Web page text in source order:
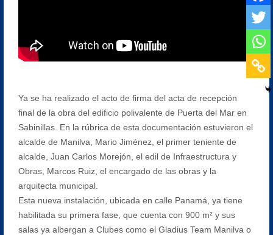
Ya se ha realizado el acto de firma del acta de recepción
final de la obra del edificio polivalente de Puerta del Mar en
Sabinillas. En la rúbrica de esta documentación estuvieron el
alcalde de Manilva, Mario Jiménez, el primer teniente de
alcalde, Juan Carlos Morejón, el edil de Infraestructura y
Obras, Marcos Ruiz, el encargado de las obras y la
arquitecta municipal.
Esta nueva instalación, ubicada en calle Panamá, ya tiene
habilitada su primera fase, que cuenta con 900 m² y sus
salas ya albergan a Clubes como el Gladius Team Manilva o